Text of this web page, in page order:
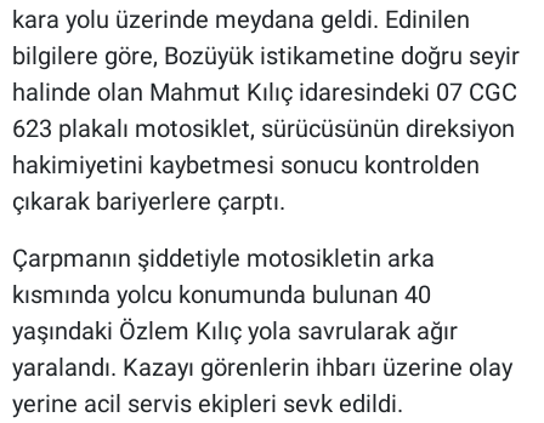
kara yolu üzerinde meydana geldi. Edinilen
bilgilere göre, Bozüyük istikametine doğru seyir
halinde olan Mahmut Kılıç idaresindeki 07 CGC
623 plakalı motosiklet, sürücüsünün direksiyon
hakimiyetini kaybetmesi sonucu kontrolden
çıkarak bariyerlere çarptı.
Çarpmanın şiddetiyle motosikletin arka
kısmında yolcu konumunda bulunan 40
yaşındaki Özlem Kılıç yola savrularak ağır
yaralandı. Kazayı görenlerin ihbarı üzerine olay
yerine acil servis ekipleri sevk edildi.